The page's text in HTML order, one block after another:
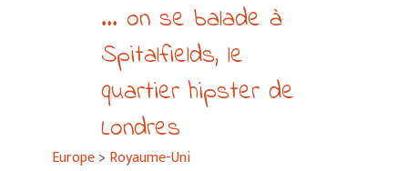
... on se balade à
Spitalfields, le
quartier hipster de
Londres
Europe> Royaume-Uni